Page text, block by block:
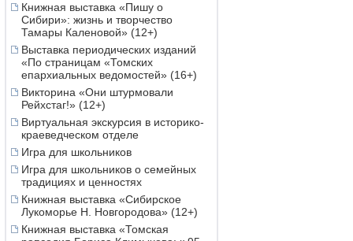
Книжная выставка «Пишу о
Сибири»: жизнь и творчество
Тамары Каленовой» (12+)
Выставка периодических изданий
«По страницам «Томских
епархиальных ведомостей» (16+)
Викторина «Они штурмовали
Рейхстаг!» (12+)
Виртуальная экскурсия в историко-
краеведческом отделе
Игра для школьников
Игра для школьников о семейных
традициях и ценностях
Книжная выставка «Сибирское
Лукоморье Н. Новгородова» (12+)
Книжная выставка «Томская